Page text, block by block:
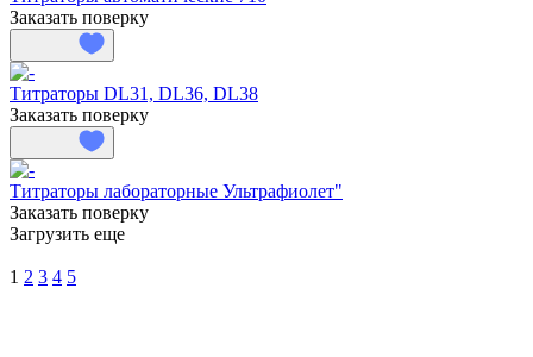
Заказать поверку
Титраторы DL31, DL36, DL38
Заказать поверку
Титраторы лабораторные Ультрафиолет"
Заказать поверку
Загрузить еще
1 2 3 4 5